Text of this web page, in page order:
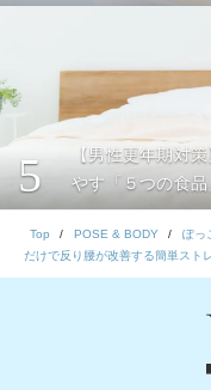
5
【男性更年期対
やす「５つの食品
Top POSE & BODY
ぽっ
だけで反り腰が改善する簡単スト